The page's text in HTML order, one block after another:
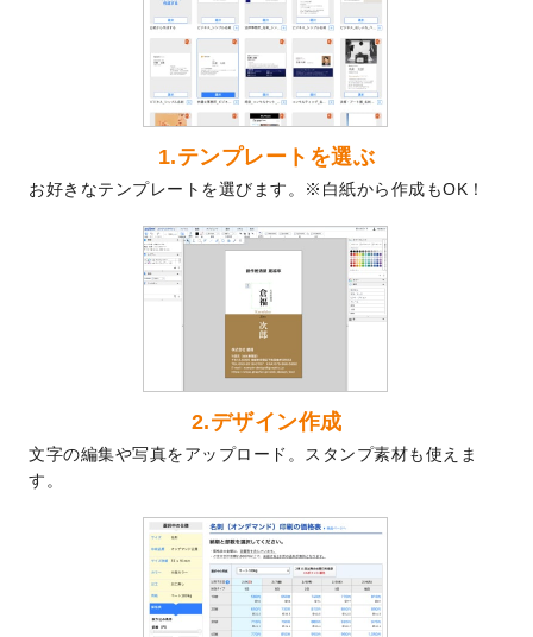
を公開いたしました。
喪中はがきのデザインテンプレート
いたしました。
2025年版1月始まりのカレンダーデザイン
テンプレート
を公開いたしました。
なりました！
プラスチックカードのデザインテンプレー
トを追加しました。
回数券のデザインテンプレート
した。
暑中見舞いのデザインテンプレート
しました。
メッセージカードのデザインテンプレート
を追加しました。
2024/6/14
エコノミータイプののぼりが作成できるよ
うになりました！
【新商品】のぼり
が作成できるようになり
ました！
1.テンプレートを選ぶ
お好きなテンプレートを選びます。※白紙から作成もOK！
2.デザイン作成
文字の編集や写真をアップロード。スタンプ素材も使えま
す。